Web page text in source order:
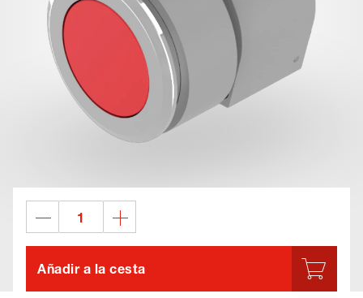
Añadir a la cesta